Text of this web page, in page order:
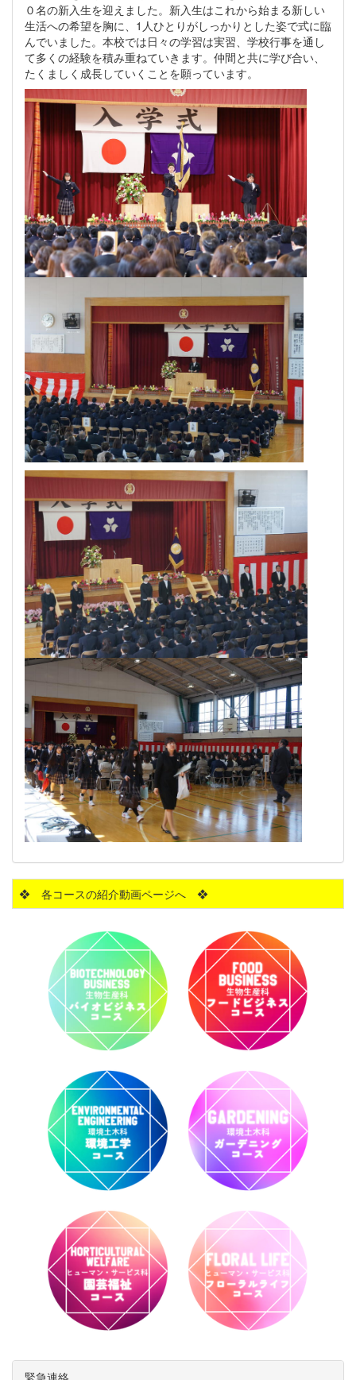
０名の新入生を迎えました。新入生はこれから始まる新しい
生活への希望を胸に、1人ひとりがしっかりとした姿で式に臨
んでいました。本校では日々の学習は実習、学校行事を通し
て多くの経験を積み重ねていきます。仲間と共に学び合い、
たくましく成長していくことを願っています。
❖ 各コースの紹介動画ページへ ❖
緊急連絡